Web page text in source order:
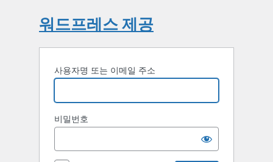
워드프레스 제공
사용자명 또는 이메일 주소
비밀번호